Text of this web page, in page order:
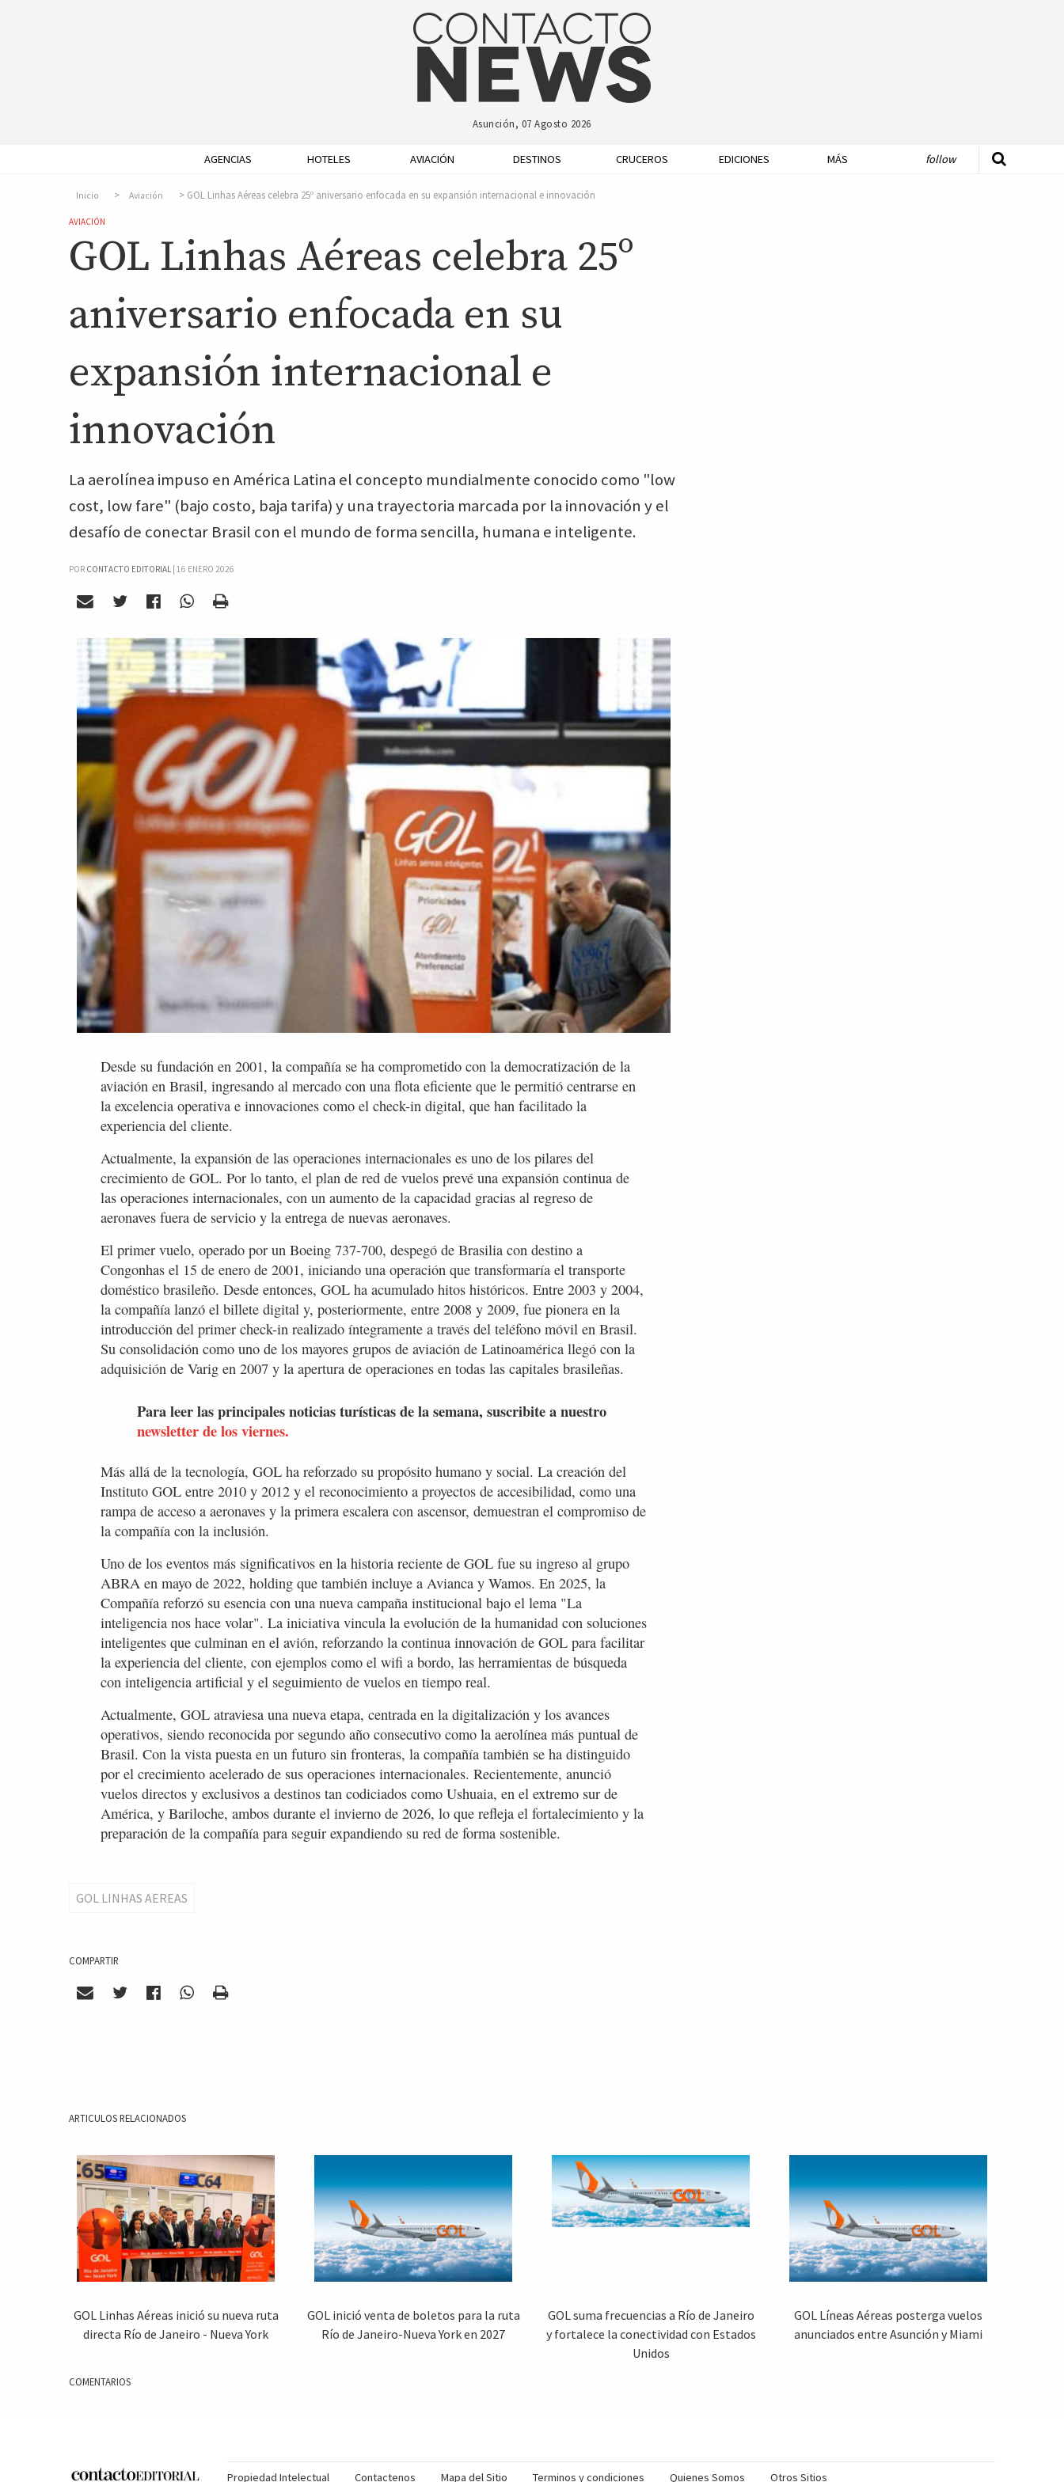
Asunción, 07 Agosto 2026
AGENCIAS HOTELES AVIACIÓN DESTINOS CRUCEROS EDICIONES MÁS follow
Inicio Aviación GOL Linhas Aéreas celebra 25º aniversario enfocada en su expansión internacional e innovación
AVIACIÓN
GOL Linhas Aéreas celebra 25º
aniversario enfocada en su
expansión internacional e
innovación
La aerolínea impuso en América Latina el concepto mundialmente conocido como "low
cost, low fare" (bajo costo, baja tarifa) y una trayectoria marcada por la innovación y el
desafío de conectar Brasil con el mundo de forma sencilla, humana e inteligente.
POR CONTACTO EDITORIAL | 16 ENERO 2026
Desde su fundación en 2001, la compañía se ha comprometido con la democratización de la
aviación en Brasil, ingresando al mercado con una flota eficiente que le permitió centrarse en
la excelencia operativa e innovaciones como el check-in digital, que han facilitado la
experiencia del cliente.
Actualmente, la expansión de las operaciones internacionales es uno de los pilares del
crecimiento de GOL. Por lo tanto, el plan de red de vuelos prevé una expansión continua de
las operaciones internacionales, con un aumento de la capacidad gracias al regreso de
aeronaves fuera de servicio y la entrega de nuevas aeronaves.
El primer vuelo, operado por un Boeing 737-700, despegó de Brasilia con destino a
Congonhas el 15 de enero de 2001, iniciando una operación que transformaría el transporte
doméstico brasileño. Desde entonces, GOL ha acumulado hitos históricos. Entre 2003 y 2004,
la compañía lanzó el billete digital y, posteriormente, entre 2008 y 2009, fue pionera en la
introducción del primer check-in realizado íntegramente a través del teléfono móvil en Brasil.
Su consolidación como uno de los mayores grupos de aviación de Latinoamérica llegó con la
adquisición de Varig en 2007 y la apertura de operaciones en todas las capitales brasileñas.
Para leer las principales noticias turísticas de la semana, suscribite a nuestro
newsletter de los viernes.
Más allá de la tecnología, GOL ha reforzado su propósito humano y social. La creación del
Instituto GOL entre 2010 y 2012 y el reconocimiento a proyectos de accesibilidad, como una
rampa de acceso a aeronaves y la primera escalera con ascensor, demuestran el compromiso de
la compañía con la inclusión.
Uno de los eventos más significativos en la historia reciente de GOL fue su ingreso al grupo
ABRA en mayo de 2022, holding que también incluye a Avianca y Wamos. En 2025, la
Compañía reforzó su esencia con una nueva campaña institucional bajo el lema "La
inteligencia nos hace volar". La iniciativa vincula la evolución de la humanidad con soluciones
inteligentes que culminan en el avión, reforzando la continua innovación de GOL para facilitar
la experiencia del cliente, con ejemplos como el wifi a bordo, las herramientas de búsqueda
con inteligencia artificial y el seguimiento de vuelos en tiempo real.
Actualmente, GOL atraviesa una nueva etapa, centrada en la digitalización y los avances
operativos, siendo reconocida por segundo año consecutivo como la aerolínea más puntual de
Brasil. Con la vista puesta en un futuro sin fronteras, la compañía también se ha distinguido
por el crecimiento acelerado de sus operaciones internacionales. Recientemente, anunció
vuelos directos y exclusivos a destinos tan codiciados como Ushuaia, en el extremo sur de
América, y Bariloche, ambos durante el invierno de 2026, lo que refleja el fortalecimiento y la
preparación de la compañía para seguir expandiendo su red de forma sostenible.
GOL LINHAS AEREAS
COMPARTIR
ARTICULOS RELACIONADOS
GOL Linhas Aéreas inició su nueva ruta
directa Río de Janeiro - Nueva York
GOL inició venta de boletos para la ruta
Río de Janeiro-Nueva York en 2027
GOL suma frecuencias a Río de Janeiro
y fortalece la conectividad con Estados
Unidos
GOL Líneas Aéreas posterga vuelos
anunciados entre Asunción y Miami
COMENTARIOS
Propiedad Intelectual Contactenos Mapa del Sitio Terminos y condiciones Quienes Somos Otros Sitios